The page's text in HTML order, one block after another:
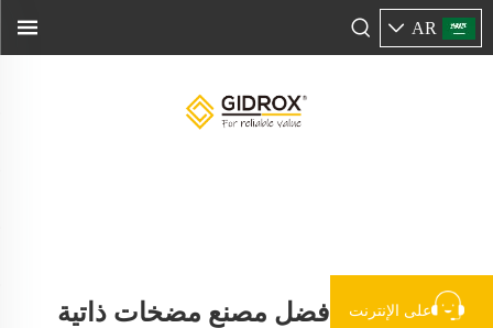
AR
كيف تجد أفضل مصنع مضخات ذاتية
على الإنترنت